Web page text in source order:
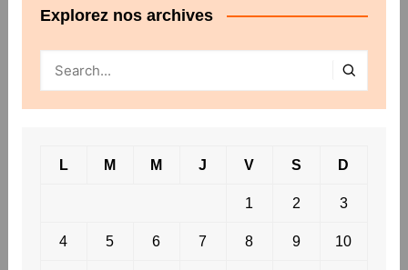
Explorez nos archives
L M M J V S D
1 2 3
4 5 6 7 8 9 10